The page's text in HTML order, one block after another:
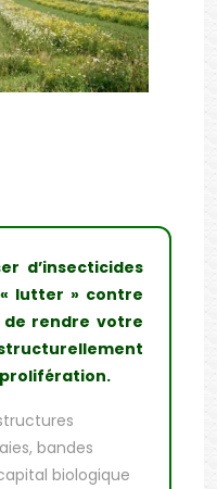
d’insecticides
lutter » contre
de rendre votre
bandes
biologique